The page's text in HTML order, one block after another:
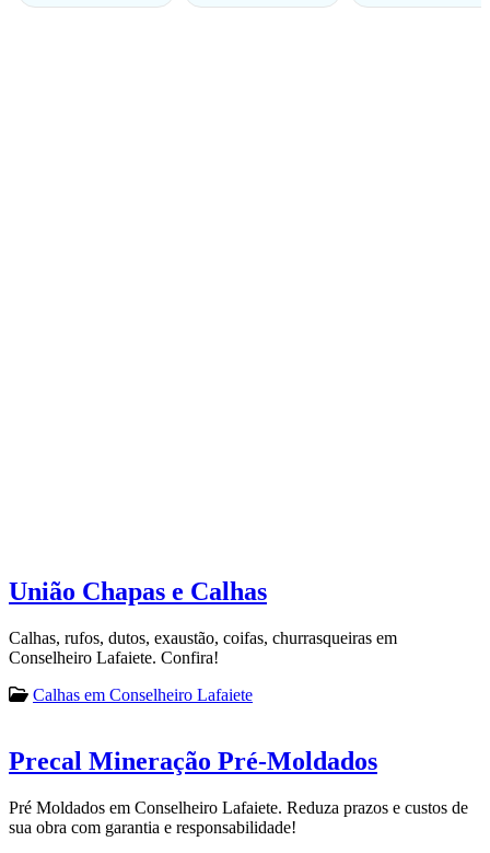
União Chapas e Calhas
Calhas, rufos, dutos, exaustão, coifas, churrasqueiras em
Conselheiro Lafaiete. Confira!
Calhas em Conselheiro Lafaiete
Precal Mineração Pré-Moldados
Pré Moldados em Conselheiro Lafaiete. Reduza prazos e custos de
sua obra com garantia e responsabilidade!